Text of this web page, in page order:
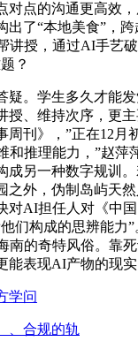
对点的沟通更高效
出了“本地美食”，
讲授，通过AI手艺
？
。学生多久才能发
授、维持次序，更
周刊》，”正在12月
和推理能力，”赵萍
成另一种数字规训
之外，伪制岛屿天
对AI担任人对《中国
们构成的思辨能力
南的奇特风俗。靠
能表现AI产物的现实
学问
、合规的轨